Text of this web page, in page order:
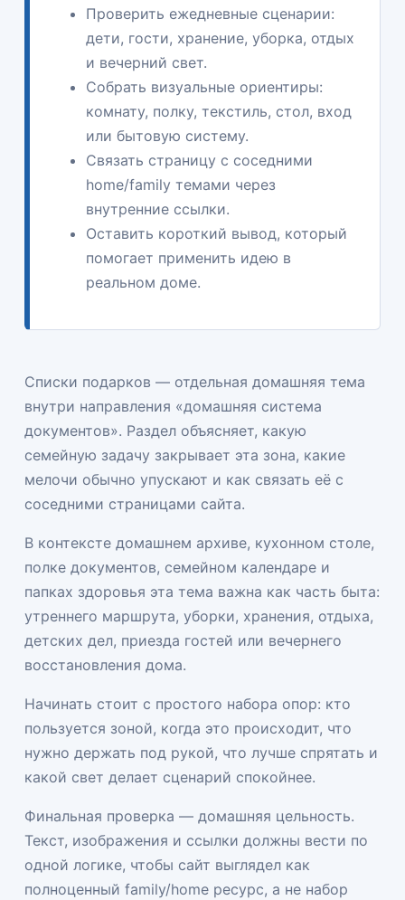
Списки подарков — отдельная домашняя тема
внутри направления «домашняя система
документов». Раздел объясняет, какую
семейную задачу закрывает эта зона, какие
мелочи обычно упускают и как связать её с
соседними страницами сайта.
В контексте домашнем архиве, кухонном столе,
полке документов, семейном календаре и
папках здоровья эта тема важна как часть быта:
утреннего маршрута, уборки, хранения, отдыха,
детских дел, приезда гостей или вечернего
восстановления дома.
Начинать стоит с простого набора опор: кто
пользуется зоной, когда это происходит, что
нужно держать под рукой, что лучше спрятать и
какой свет делает сценарий спокойнее.
Финальная проверка — домашняя цельность.
Текст, изображения и ссылки должны вести по
одной логике, чтобы сайт выглядел как
полноценный family/home ресурс, а не набор
Проверить ежедневные сценарии:
дети, гости, хранение, уборка, отдых
и вечерний свет.
Собрать визуальные ориентиры:
комнату, полку, текстиль, стол, вход
или бытовую систему.
Связать страницу с соседними
home/family темами через
внутренние ссылки.
Оставить короткий вывод, который
помогает применить идею в
реальном доме.